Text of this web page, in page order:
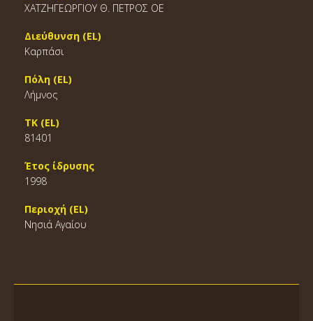
ΧΑΤΖΗΓΕΩΡΓΙΟΥ Θ. ΠΕΤΡΟΣ ΟΕ
Διεύθυνση (EL)
Καρπάσι
Πόλη (EL)
Λήμνος
ΤΚ (EL)
81401
Έτος ίδρυσης
1998
Περιοχή (EL)
Νησιά Αγαίου